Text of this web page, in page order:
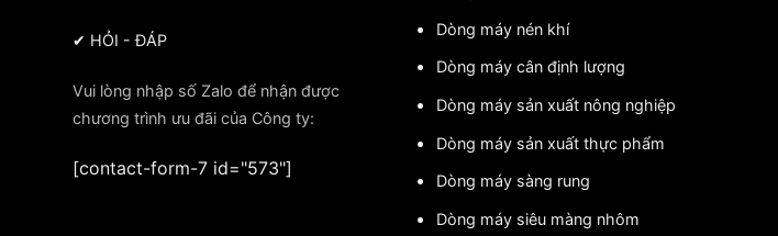
✔ HỎI - ĐÁP
Vui lòng nhập số Zalo để nhận được
chương trình ưu đãi của Công ty:
[contact-form-7 id="573"]
Dòng máy nén khí
Dòng máy cân định lượng
Dòng máy sản xuất nông nghiệp
Dòng máy sản xuất thực phẩm
Dòng máy sàng rung
Dòng máy siêu màng nhôm